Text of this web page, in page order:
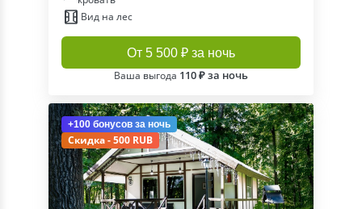
Вид на лес
От 5 500 ₽ за ночь
Ваша выгода 110 ₽ за ночь
+100 бонусов за ночь
Скидка - 500 RUB